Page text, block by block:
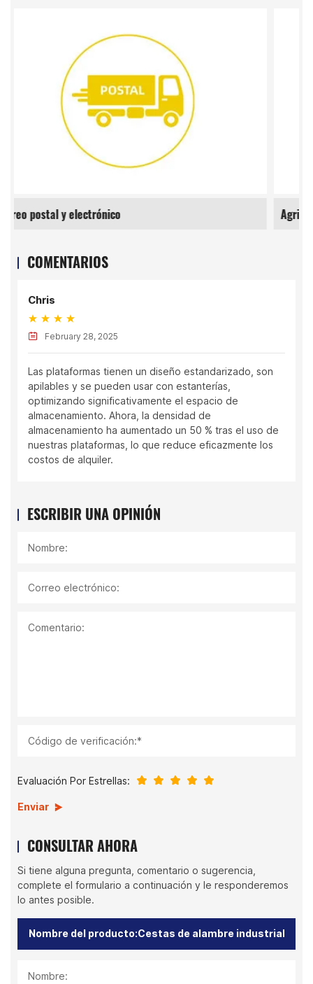
Agricultura
COMENTARIOS
Chris
February 28, 2025
Las plataformas tienen un diseño estandarizado, son
apilables y se pueden usar con estanterías,
optimizando significativamente el espacio de
almacenamiento. Ahora, la densidad de
almacenamiento ha aumentado un 50 % tras el uso de
nuestras plataformas, lo que reduce eficazmente los
costos de alquiler.
ESCRIBIR UNA OPINIÓN
Nombre:
Correo electrónico:
Comentario:
Código de verificación:*
Evaluación Por Estrellas:
Enviar
CONSULTAR AHORA
Si tiene alguna pregunta, comentario o sugerencia,
complete el formulario a continuación y le responderemos
lo antes posible.
Nombre: